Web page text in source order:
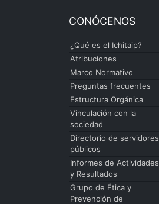
CONÓCENOS
¿Qué es el Ichitaip?
Atribuciones
Marco Normativo
Preguntas frecuentes
Estructura Orgánica
Vinculación con la
sociedad
Directorio de servidores
públicos
Informes de Actividades
y Resultados
Grupo de Ética y
Prevención de